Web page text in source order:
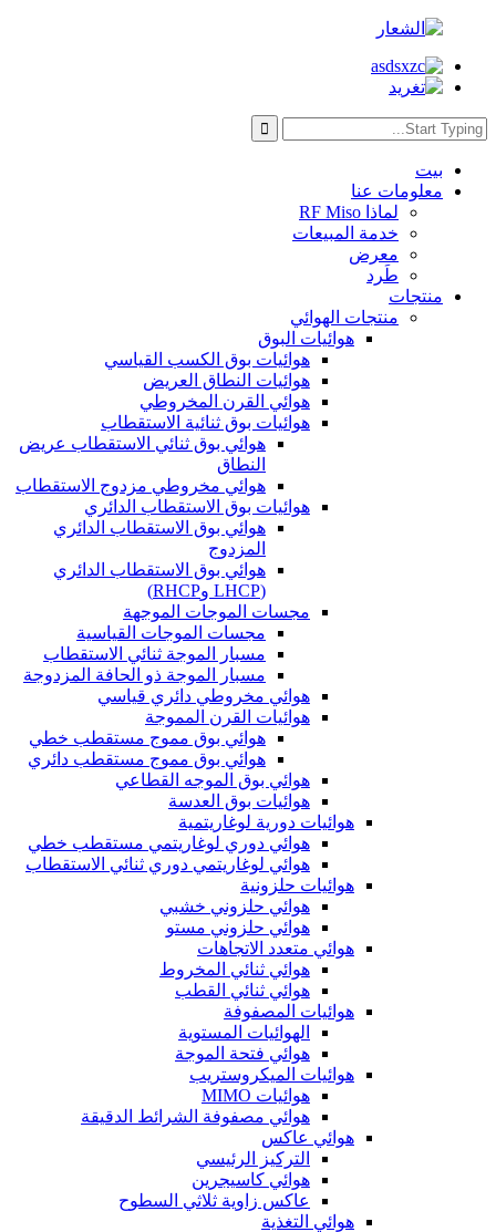
بيت
معلومات عنا
لماذا RF Miso
خدمة المبيعات
معرض
طَرد
منتجات
منتجات الهوائي
هوائيات البوق
هوائيات بوق الكسب القياسي
هوائيات النطاق العريض
هوائي القرن المخروطي
هوائيات بوق ثنائية الاستقطاب
هوائي بوق ثنائي الاستقطاب عريض
النطاق
هوائي مخروطي مزدوج الاستقطاب
هوائيات بوق الاستقطاب الدائري
هوائي بوق الاستقطاب الدائري
المزدوج
هوائي بوق الاستقطاب الدائري
(LHCP وRHCP)
مجسات الموجات الموجهة
مجسات الموجات القياسية
مسبار الموجة ثنائي الاستقطاب
مسبار الموجة ذو الحافة المزدوجة
هوائي مخروطي دائري قياسي
هوائيات القرن المموجة
هوائي بوق مموج مستقطب خطي
هوائي بوق مموج مستقطب دائري
هوائي بوق الموجه القطاعي
هوائيات بوق العدسة
هوائيات دورية لوغاريتمية
هوائي دوري لوغاريتمي مستقطب خطي
هوائي لوغاريتمي دوري ثنائي الاستقطاب
هوائيات حلزونية
هوائي حلزوني خشبي
هوائي حلزوني مستو
هوائي متعدد الاتجاهات
هوائي ثنائي المخروط
هوائي ثنائي القطب
هوائيات المصفوفة
الهوائيات المستوية
هوائي فتحة الموجة
هوائيات الميكروستريب
هوائيات MIMO
هوائي مصفوفة الشرائط الدقيقة
هوائي عاكس
التركيز الرئيسي
هوائي كاسيجرين
عاكس زاوية ثلاثي السطوح
هوائي التغذية